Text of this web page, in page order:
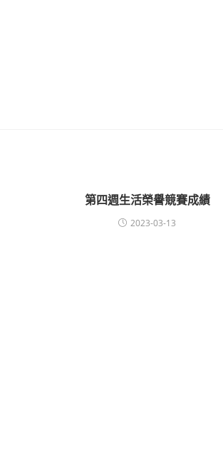
第四週生活榮譽競賽成績
2023-03-13